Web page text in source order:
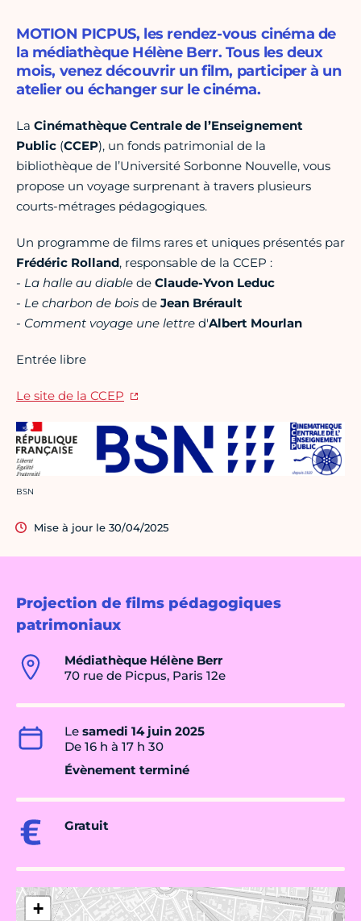
Projection de films pédagogiques
patrimoniaux
Médiathèque Hélène Berr
70 rue de Picpus, Paris 12e
Le samedi 14 juin 2025
De 16 h à 17 h 30
Évènement terminé
Gratuit
+
MOTION PICPUS, les rendez-vous cinéma de
la médiathèque Hélène Berr. Tous les deux
mois, venez découvrir un film, participer à un
atelier ou échanger sur le cinéma.
La Cinémathèque Centrale de l’Enseignement
Public (CCEP), un fonds patrimonial de la
bibliothèque de l’Université Sorbonne Nouvelle, vous
propose un voyage surprenant à travers plusieurs
courts-métrages pédagogiques.
Un programme de films rares et uniques présentés par
Frédéric Rolland, responsable de la CCEP :
- La halle au diable de Claude-Yvon Leduc
- Le charbon de bois de Jean Brérault
- Comment voyage une lettre d'Albert Mourlan
Entrée libre
Le site de la CCEP
Crédit photo :
BSN
Mise à jour le 30/04/2025